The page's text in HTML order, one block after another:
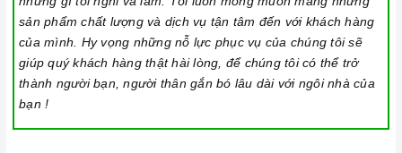
sản phẩm chất lượng và dịch vụ tận tâm đến với khách hàng
của mình. Hy vọng những nỗ lực phục vụ của chúng tôi sẽ
giúp quý khách hàng thật hài lòng, để chúng tôi có thể trở
thành người bạn, người thân gắn bó lâu dài với ngôi nhà của
bạn !